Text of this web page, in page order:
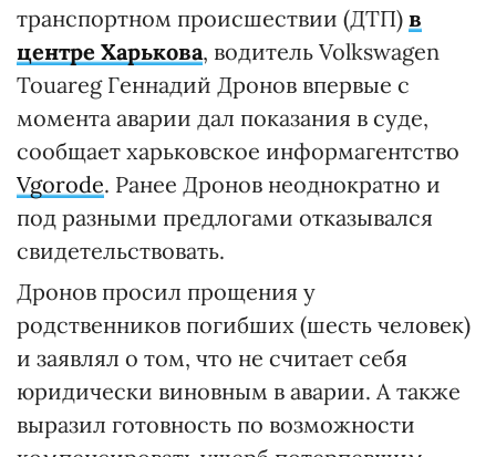
транспортном происшествии (ДТП) в
центре Харькова, водитель Volkswagen
Touareg Геннадий Дронов впервые с
момента аварии дал показания в суде,
сообщает харьковское информагентство
Vgorode. Ранее Дронов неоднократно и
под разными предлогами отказывался
свидетельствовать.
Дронов просил прощения у
родственников погибших (шесть человек)
и заявлял о том, что не считает себя
юридически виновным в аварии. А также
выразил готовность по возможности